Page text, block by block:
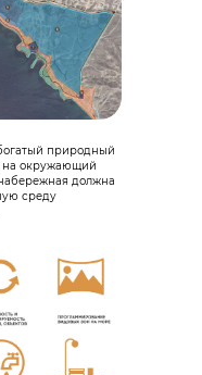
природный
на окружающий
должна
среду